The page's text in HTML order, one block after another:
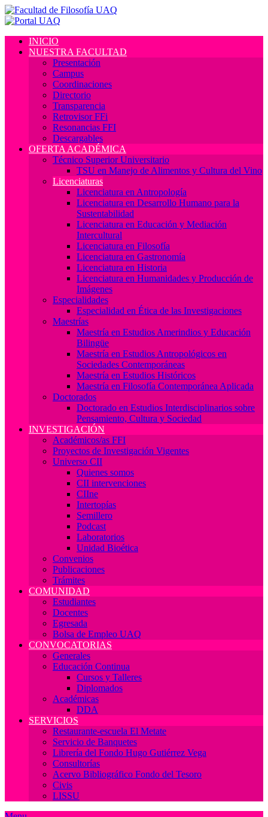
INICIO
NUESTRA FACULTAD
Presentación
Campus
Coordinaciones
Directorio
Transparencia
Retrovisor FFi
Resonancias FFI
Descargables
OFERTA ACADÉMICA
Técnico Superior Universitario
TSU en Manejo de Alimentos y Cultura del Vino
Licenciaturas
Licenciatura en Antropología
Licenciatura en Desarrollo Humano para la
Sustentabilidad
Licenciatura en Educación y Mediación
Intercultural
Licenciatura en Filosofía
Licenciatura en Gastronomía
Licenciatura en Historia
Licenciatura en Humanidades y Producción de
Imágenes
Especialidades
Especialidad en Ética de las Investigaciones
Maestrías
Maestría en Estudios Amerindios y Educación
Bilingüe
Maestría en Estudios Antropológicos en
Sociedades Contemporáneas
Maestría en Estudios Históricos
Maestría en Filosofía Contemporánea Aplicada
Doctorados
Doctorado en Estudios Interdisciplinarios sobre
Pensamiento, Cultura y Sociedad
INVESTIGACIÓN
Académicos/as FFI
Proyectos de Investigación Vigentes
Universo CII
Quienes somos
CII intervenciones
CIIne
Intertopías
Semillero
Podcast
Laboratorios
Unidad Bioética
Convenios
Publicaciones
Trámites
COMUNIDAD
Estudiantes
Docentes
Egresada
Bolsa de Empleo UAQ
CONVOCATORIAS
Generales
Educación Continua
Cursos y Talleres
Diplomados
Académicas
DDA
SERVICIOS
Restaurante-escuela El Metate
Servicio de Banquetes
Librería del Fondo Hugo Gutiérrez Vega
Consultorías
Acervo Bibliográfico Fondo del Tesoro
Civis
LISSU